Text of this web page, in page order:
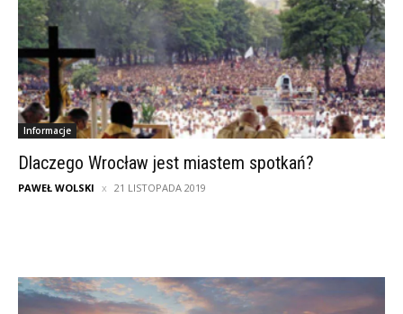
Informacje
Dlaczego Wrocław jest miastem spotkań?
PAWEŁ WOLSKI 21 LISTOPADA 2019